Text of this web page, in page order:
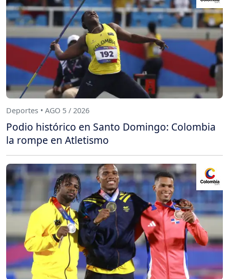
Deportes • AGO 5 / 2026
Podio histórico en Santo Domingo: Colombia
la rompe en Atletismo